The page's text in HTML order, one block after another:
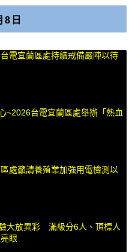
8日
電宜蘭區處持續戒備嚴陣以待
~2026台電宜蘭區處舉辦「熱血
處籲請養殖業加強用電檢測以
大放異彩 滿級分6人、頂標人
眼